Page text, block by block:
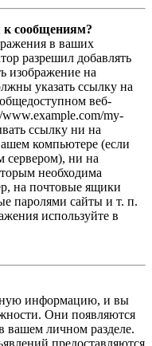
к сообщениям?
в ваших
разрешил добавлять
изображение на
указать ссылку на
веб-
my-
ссылку ни на
компьютере (если
сервером), ни на
необходима
на почтовые ящики
паролями сайты и т. п.
используйте в
информацию, и вы
Они появляются
вашем личном разделе.
предоставляются